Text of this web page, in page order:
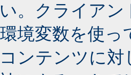
。クライア
境変数を使
ンテンツに